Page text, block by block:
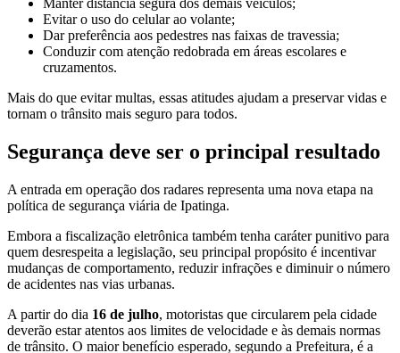
Manter distância segura dos demais veículos;
Evitar o uso do celular ao volante;
Dar preferência aos pedestres nas faixas de travessia;
Conduzir com atenção redobrada em áreas escolares e
cruzamentos.
Mais do que evitar multas, essas atitudes ajudam a preservar vidas e
tornam o trânsito mais seguro para todos.
Segurança deve ser o principal resultado
A entrada em operação dos radares representa uma nova etapa na
política de segurança viária de Ipatinga.
Embora a fiscalização eletrônica também tenha caráter punitivo para
quem desrespeita a legislação, seu principal propósito é incentivar
mudanças de comportamento, reduzir infrações e diminuir o número
de acidentes nas vias urbanas.
A partir do dia 16 de julho, motoristas que circularem pela cidade
deverão estar atentos aos limites de velocidade e às demais normas
de trânsito. O maior benefício esperado, segundo a Prefeitura, é a